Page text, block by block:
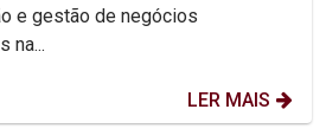
e gestão de negócios
na...
LER MAIS